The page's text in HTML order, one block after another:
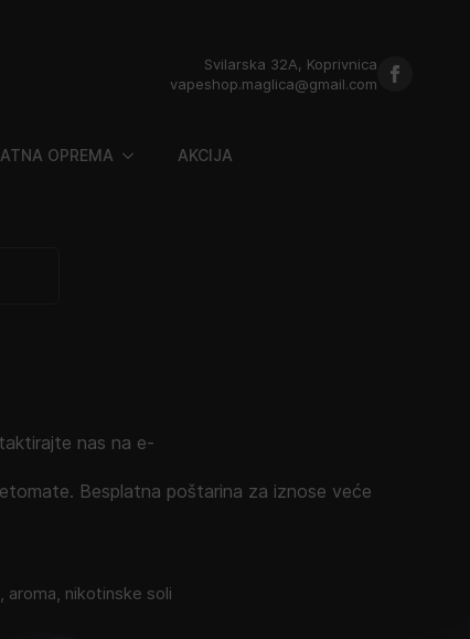
Svilarska 32A, Koprivnica
vapeshop.maglica@gmail.com
OPREMA AKCIJA
nas na e-
Besplatna poštarina za iznose veće
aroma, nikotinske soli